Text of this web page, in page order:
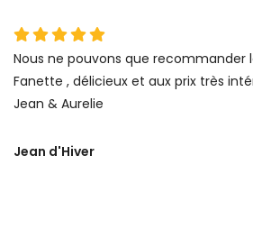
Nous ne pouvons que recommander
Fanette , délicieux et aux prix très
Jean & Aurelie
Jean d'Hiver